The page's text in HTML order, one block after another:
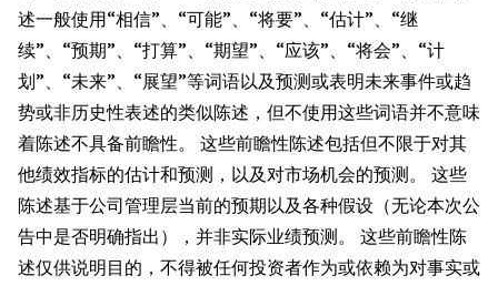
述一般使用“相信”、“可能”、“将要”、“估计”、“继
续”、“预期”、“打算”、“期望”、“应该”、“将会”、“计
划”、“未来”、“展望”等词语以及预测或表明未来事件或趋
势或非历史性表述的类似陈述，但不使用这些词语并不意味
着陈述不具备前瞻性。 这些前瞻性陈述包括但不限于对其
他绩效指标的估计和预测，以及对市场机会的预测。 这些
陈述基于公司管理层当前的预期以及各种假设（无论本次公
告中是否明确指出），并非实际业绩预测。 这些前瞻性陈
述仅供说明目的，不得被任何投资者作为或依赖为对事实或